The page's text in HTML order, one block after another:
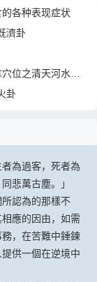
各种表现症状
濟卦
河水的准确定位和操作
卦
為過客，死者為
悲萬古塵。」
認為的那樣不
應的因由，如需
，在苦難中錘鍊
供一個在逆境中